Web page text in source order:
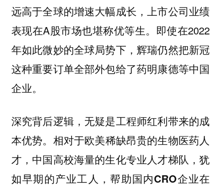
远高于全球的增速大幅成长，上市公司业绩
表现在A股市场也堪称优等生。即使在2022
年如此微妙的全球局势下，辉瑞仍然把新冠
这种重要订单全部外包给了药明康德等中国
企业。
深究背后逻辑，无疑是工程师红利带来的成
本优势。 相对于欧美稀缺昂贵的生物医药人
才，中国高校海量的生化专业人才梯队，犹
如早期的产业工人，帮助国内CRO企业在